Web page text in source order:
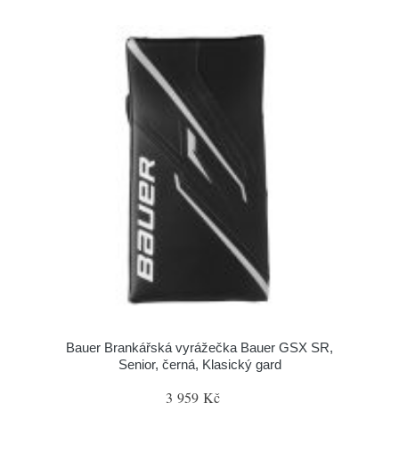
Bauer Brankářská vyrážečka Bauer GSX SR,
Senior, černá, Klasický gard
3 959 Kč